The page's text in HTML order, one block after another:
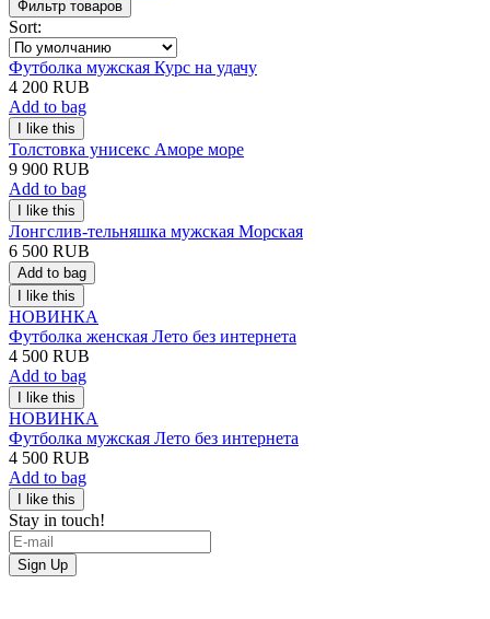
Фильтр товаров
Sort:
Футболка мужская Курс на удачу
4 200 RUB
Add to bag
Толстовка унисекс Аморе море
9 900 RUB
Add to bag
Лонгслив-тельняшка мужская Морская
6 500 RUB
Add to bag
НОВИНКА
Футболка женская Лето без интернета
4 500 RUB
Add to bag
НОВИНКА
Футболка мужская Лето без интернета
4 500 RUB
Add to bag
Stay in touch!
Sign Up